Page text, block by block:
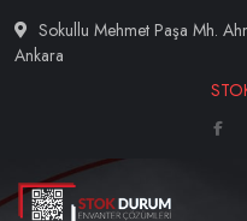
Sokullu Mehmet Paşa Mh.
Ankara